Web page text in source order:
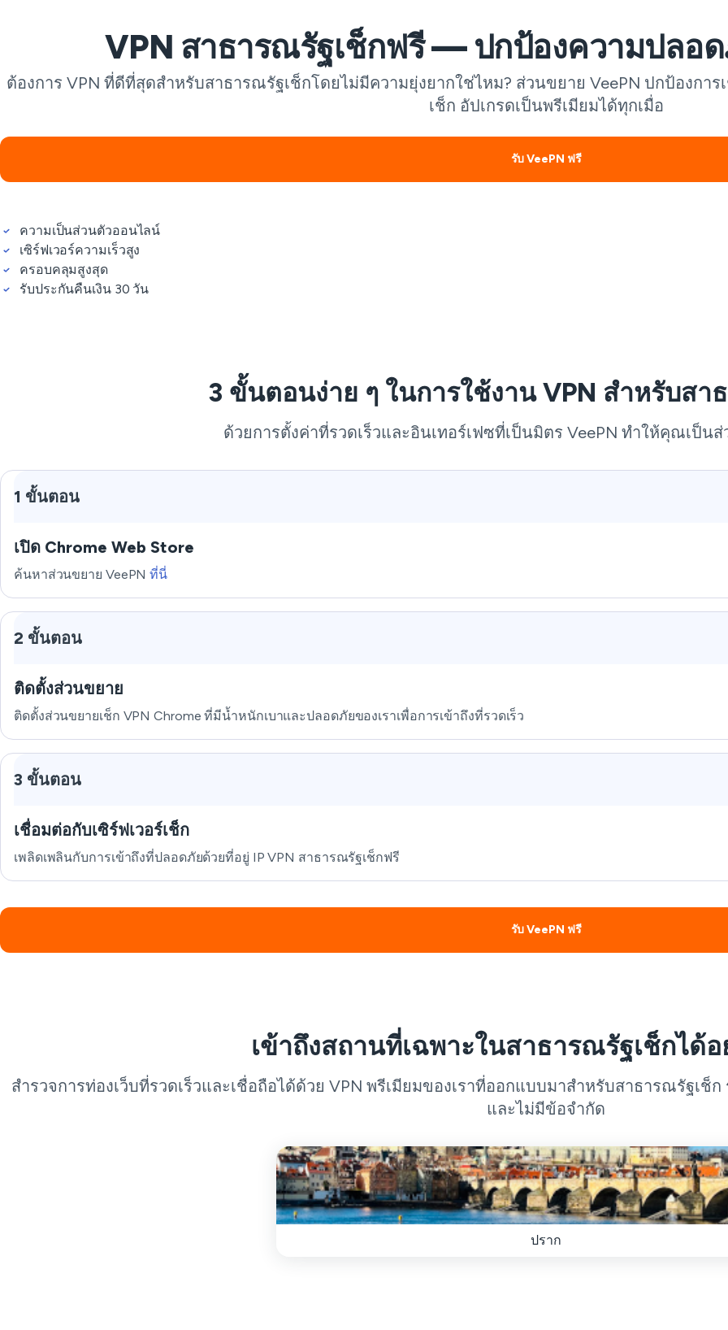
VPN สาธารณรัฐเช็กฟรี — ปกป้องความปลอ
ต้องการ VPN ที่ดีที่สุดสำหรับสาธารณรัฐเช็กโดยไม่มีความยุ่งยากใช่ไหม? ส่วนขยาย VeePN ปกป้องก
เช็ก อัปเกรดเป็นพรีเมียมได้ทุกเมื่อ
รับ VeePN ฟรี
ความเป็นส่วนตัวออนไลน์
เซิร์ฟเวอร์ความเร็วสูง
ครอบคลุมสูงสุด
รับประกันคืนเงิน 30 วัน
3 ขั้นตอนง่าย ๆ ในการใช้งาน VPN สำหรับสา
ด้วยการตั้งค่าที่รวดเร็วและอินเทอร์เฟซที่เป็นมิตร VeePN ทำให้คุณเป็น
1 ขั้นตอน
เปิด Chrome Web Store
ค้นหาส่วนขยาย VeePNที่นี่
2 ขั้นตอน
ติดตั้งส่วนขยาย
ติดตั้งส่วนขยายเช็ก VPN Chrome ที่มีน้ำหนักเบาและปลอดภัยของเราเพื่อการเข้าถึงที่รวดเร็ว
3 ขั้นตอน
เชื่อมต่อกับเซิร์ฟเวอร์เช็ก
เพลิดเพลินกับการเข้าถึงที่ปลอดภัยด้วยที่อยู่ IP VPN สาธารณรัฐเช็กฟรี
รับ VeePN ฟรี
เข้าถึงสถานที่เฉพาะในสาธารณรัฐเช็กได้
สำรวจการท่องเว็บที่รวดเร็วและเชื่อถือได้ด้วย VPN พรีเมียมของเราที่ออกแบบมาสำหรับสาธารณรัฐเช็
และไม่มีข้อจำกัด
ปราก